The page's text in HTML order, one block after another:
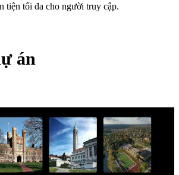
tiện tối đa cho người truy cập.
án